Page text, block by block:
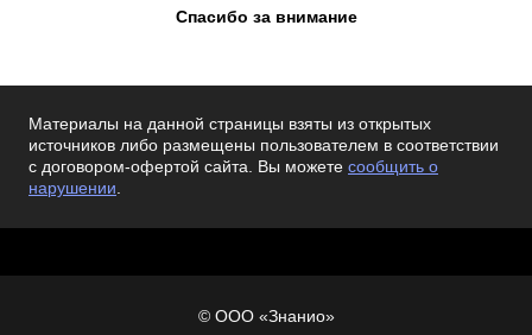
Спасибо за внимание
Материалы на данной страницы взяты из открытых
источников либо размещены пользователем в соответствии
с договором-офертой сайта. Вы можете сообщить о
нарушении.
© ООО «Знанио»